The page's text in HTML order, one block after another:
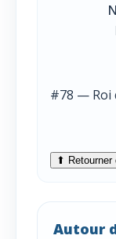
#78 — Roi
⬆ Retourner
Autour